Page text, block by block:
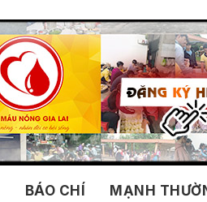
BÁO CHÍ MẠNH